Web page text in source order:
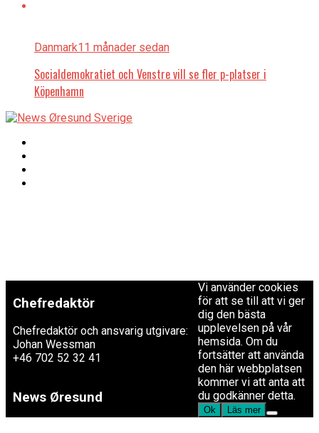
Danmark11 månader sedan
Socialdemokratiet och Venstre vill se fler p-platser i
Köpenhamn
Chefredaktör
Chefredaktör och ansvarig utgivare:
Johan Wessman
+46 702 52 32 41
News Øresund
Vi använder cookies
för att se till att vi ger
dig den bästa
upplevelsen på vår
hemsida. Om du
fortsätter att använda
den här webbplatsen
kommer vi att anta att
du godkänner detta.
Ok Läs mer